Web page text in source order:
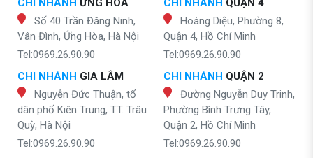
CHI NHÁNH ỨNG HÒA
Số 40 Trần Đăng Ninh,
Vân Đình, Ứng Hòa, Hà Nội
Tel:0969.26.90.90
CHI NHÁNH GIA LÂM
Nguyễn Đức Thuận, tổ
dân phố Kiên Trung, TT. Trâu
Quỳ, Hà Nội
Tel:0969.26.90.90
CHI NHÁNH QUẬN 4
Hoàng Diệu, Phường 8,
Quận 4, Hồ Chí Minh
Tel:0969.26.90.90
CHI NHÁNH QUẬN 2
Đường Nguyễn Duy Trinh,
Phường Bình Trưng Tây,
Quận 2, Hồ Chí Minh
Tel:0969.26.90.90